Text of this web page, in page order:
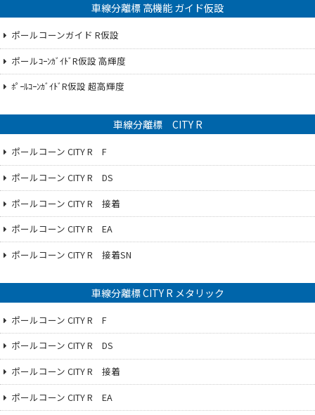
車線分離標 高機能 ガイド仮設
ポールコーンガイド R仮設
ポールｺｰﾝｶﾞｲﾄﾞR仮設 高輝度
ﾎﾟｰﾙｺｰﾝｶﾞｲﾄﾞR仮設 超高輝度
車線分離標 CITY R
ポールコーン CITY R F
ポールコーン CITY R DS
ポールコーン CITY R 接着
ポールコーン CITY R EA
ポールコーン CITY R 接着SN
車線分離標 CITY R メタリック
ポールコーン CITY R F
ポールコーン CITY R DS
ポールコーン CITY R 接着
ポールコーン CITY R EA